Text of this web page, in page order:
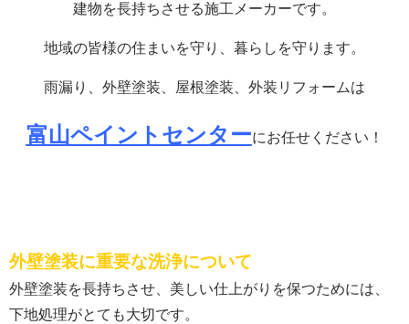
建物を長持ちさせる施工メーカーです。
地域の皆様の住まいを守り、暮らしを守ります。
雨漏り、外壁塗装、屋根塗装、外装リフォームは
富山ペイントセンターにお任せください！
外壁塗装に重要な洗浄について
外壁塗装を長持ちさせ、美しい仕上がりを保つためには、
下地処理がとても大切です。